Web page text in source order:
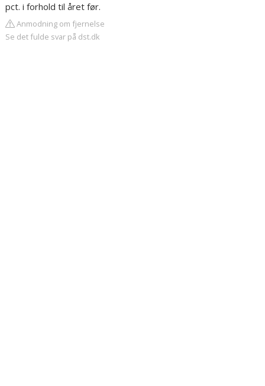
pct. i forhold til året før.
Anmodning om fjernelse
Se det fulde svar på dst.dk